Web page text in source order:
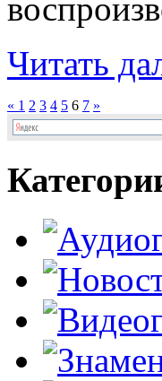
Читать
« 1 2 3 4 5 6 7 »